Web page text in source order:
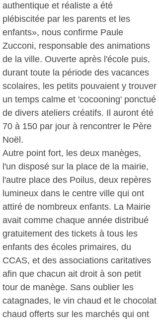
authentique et réaliste a été
plébiscitée par les parents et les
enfants», nous confirme Paule
Zucconi, responsable des animations
de la ville. Ouverte après l'école puis,
durant toute la période des vacances
scolaires, les petits pouvaient y trouver
un temps calme et 'cocooning' ponctué
de divers ateliers créatifs. Il auront été
70 à 150 par jour à rencontrer le Père
Noël.
Autre point fort, les deux manèges,
l'un disposé sur la place de la mairie,
l'autre place des Poilus, deux repères
lumineux dans le centre ville qui ont
attiré de nombreux enfants. La Mairie
avait comme chaque année distribué
gratuitement des tickets à tous les
enfants des écoles primaires, du
CCAS, et des associations caritatives
afin que chacun ait droit à son petit
tour de manège. Sans oublier les
catagnades, le vin chaud et le chocolat
chaud offerts sur les marchés qui ont